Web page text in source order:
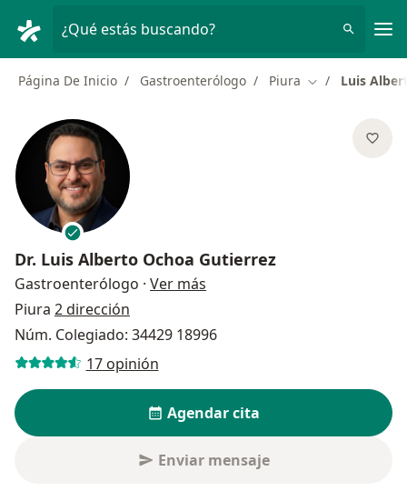
¿Qué estás buscando?
Página De Inicio Gastroenterólogo Piura Cambiar de
Luis
Dr. Luis Alberto Ochoa Gutierrez
Gastroenterólogo · Ver más
Piura 2 dirección
Núm. Colegiado: 34429 18996
17 opinión
Agendar cita
Enviar mensaje